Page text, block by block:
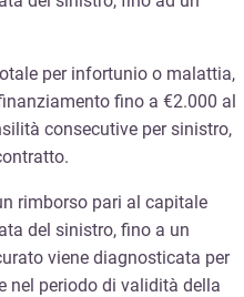
per infortunio o malattia,
fino a €2.000 al
consecutive per sinistro,
rimborso pari al capitale
del sinistro, fino a un
viene diagnosticata per
nel periodo di validità della